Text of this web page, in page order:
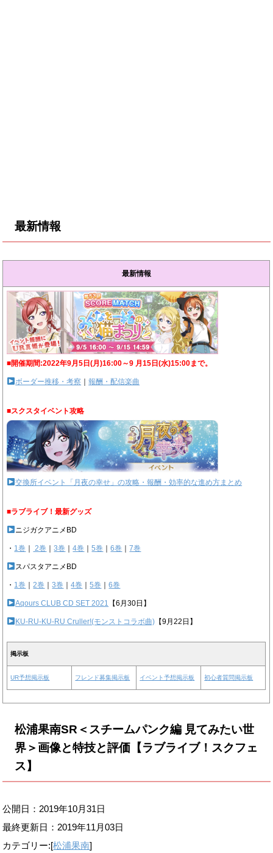
最新情報
最新情報
■開催期間:2022年9月5日(月)16:00～9 月15日(水)15:00まで。
ボーダー推移・考察 ｜報酬・配信楽曲
■スクスタイベント攻略
交換所イベント「月夜の幸せ」の攻略・報酬・効率的な進め方まとめ
■ラブライブ！最新グッズ
ニジガクアニメBD
・ 1巻 2巻 ｜3巻 ｜4巻 ｜5巻 ｜6巻 ｜7巻
スパスタアニメBD
・ 1巻 ｜2巻 ｜3巻 ｜4巻 ｜5巻 ｜6巻
Aqours CLUB CD SET 2021 【6月30日】
KU-RU-KU-RU Cruller!(モンストコラボ曲) 【9月22日】
掲示板
UR予想掲示板 フレンド募集掲示板 イベント予想掲示板 初心者質問掲示板
松浦果南SR＜スチームパンク編 見てみたい世
界＞画像と特技と評価【ラブライブ！スクフェ
ス】
公開日：2019年10月31日
最終更新日： 2019年11月03日
カテゴリー:[松浦果南]